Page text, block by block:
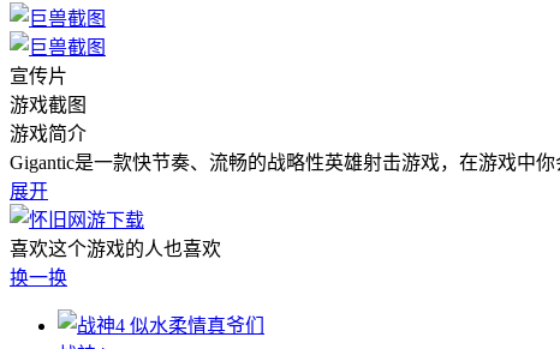
宣传片
游戏截图
游戏简介
Gigantic是一款快节奏、流畅的战略性英雄射击游戏，在游戏中
展开
喜欢这个游戏的人也喜欢
换一换
似水柔情真爷们